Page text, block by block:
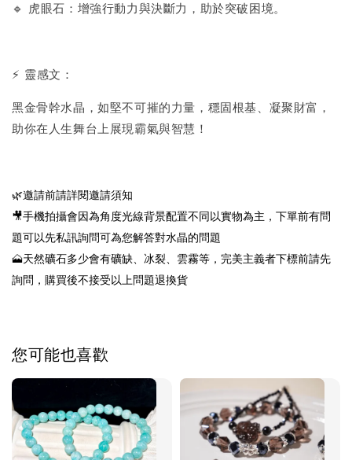
🔹 虎眼石：增強行動力與決斷力，助於突破困境。
⚡ 靈感文：
黑金骨幹水晶，如堅不可摧的力量，穩固根基、凝聚財富，
助你在人生舞台上展現霸氣與智慧！
🌿邀請前請詳閱邀請須知
🎥手機拍攝會因為角度光線背景配置不同以實物為主，下單前有問
題可以先私訊詢問可為您解答對水晶的問題
🗻天然礦石多少會有礦缺、冰裂、雲霧等，完美主義者下標前請先
詢問，購買後不接受以上問題退換貨
您可能也喜歡